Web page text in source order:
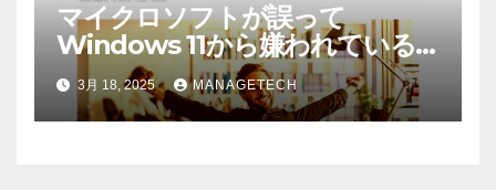
マイクロソフトが誤って
Windows 11から嫌われている
AI機能を削除したことにユーザ
ーが歓喜
3月 18, 2025 MANAGETECH